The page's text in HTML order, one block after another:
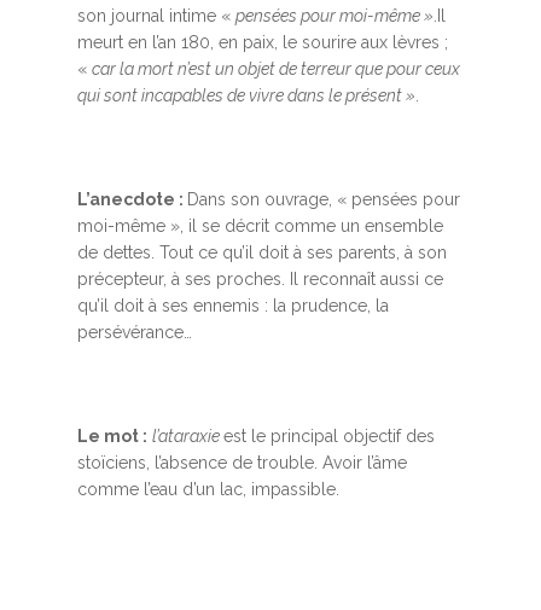
son journal intime « pensées pour moi-même »
meurt en l’an 180, en paix, le sourire aux lèvres ;
« car la mort n’est un objet de terreur que pour ceux
qui sont incapables de vivre dans le présent »
L’anecdote : Dans son ouvrage, « pensées pour
moi-même », il se décrit comme un ensemble
de dettes. Tout ce qu’il doit à ses parents, à son
précepteur, à ses proches. Il reconnaît aussi ce
qu’il doit à ses ennemis : la prudence, la
persévérance…
Le mot : l’ataraxieest le principal objectif des
stoïciens, l’absence de trouble. Avoir l’âme
comme l’eau d’un lac, impassible.